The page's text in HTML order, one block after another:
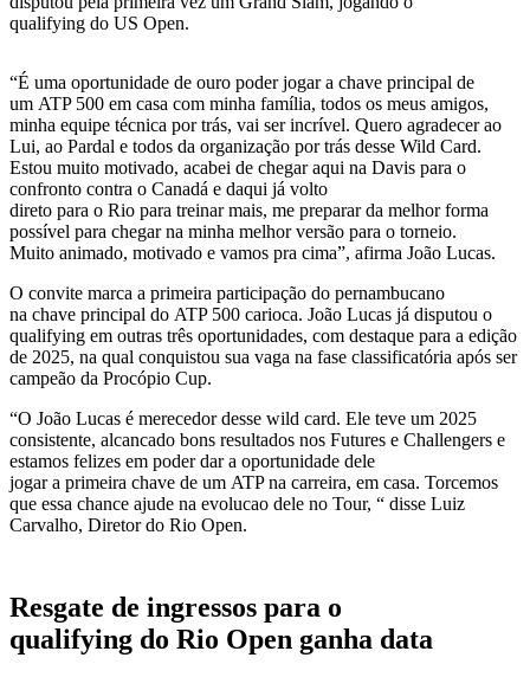
qualifying do US Open.
“É uma oportunidade de ouro poder jogar a chave principal de
um ATP 500 em casa com minha família, todos os meus amigos,
minha equipe técnica por trás, vai ser incrível. Quero agradecer ao
Lui, ao Pardal e todos da organização por trás desse Wild Card.
Estou muito motivado, acabei de chegar aqui na Davis para o
confronto contra o Canadá e daqui já volto
direto para o Rio para treinar mais, me preparar da melhor forma
possível para chegar na minha melhor versão para o torneio.
Muito animado, motivado e vamos pra cima”, afirma João Lucas.
O convite marca a primeira participação do pernambucano
na chave principal do ATP 500 carioca. João Lucas já disputou o
qualifying em outras três oportunidades, com destaque para a edição
de 2025, na qual conquistou sua vaga na fase classificatória após ser
campeão da Procópio Cup.
“O João Lucas é merecedor desse wild card. Ele teve um 2025
consistente, alcancado bons resultados nos Futures e Challengers e
estamos felizes em poder dar a oportunidade dele
jogar a primeira chave de um ATP na carreira, em casa. Torcemos
que essa chance ajude na evolucao dele no Tour, “ disse Luiz
Carvalho, Diretor do Rio Open.
Resgate de ingressos para o
qualifying do Rio Open ganha data